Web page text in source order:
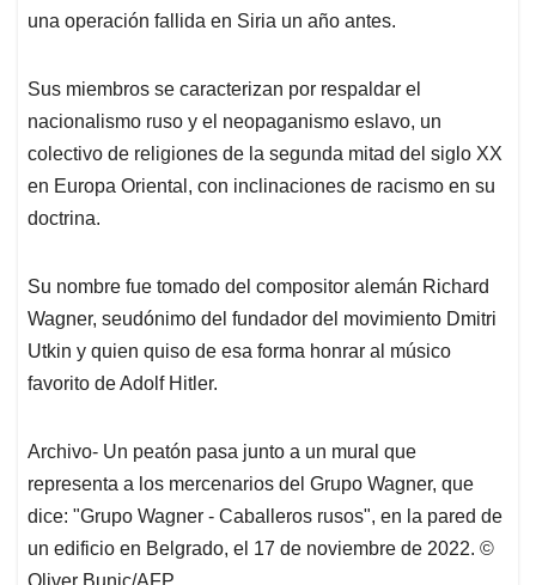
una operación fallida en Siria un año antes.
Sus miembros se caracterizan por respaldar el
nacionalismo ruso y el neopaganismo eslavo, un
colectivo de religiones de la segunda mitad del siglo XX
en Europa Oriental, con inclinaciones de racismo en su
doctrina.
Su nombre fue tomado del compositor alemán Richard
Wagner, seudónimo del fundador del movimiento Dmitri
Utkin y quien quiso de esa forma honrar al músico
favorito de Adolf Hitler.
Archivo- Un peatón pasa junto a un mural que
representa a los mercenarios del Grupo Wagner, que
dice: "Grupo Wagner - Caballeros rusos", en la pared de
un edificio en Belgrado, el 17 de noviembre de 2022. ©